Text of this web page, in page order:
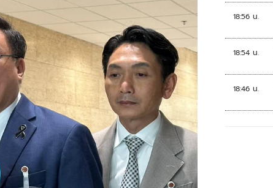
18:56 น.
18:54 น.
18:46 น.